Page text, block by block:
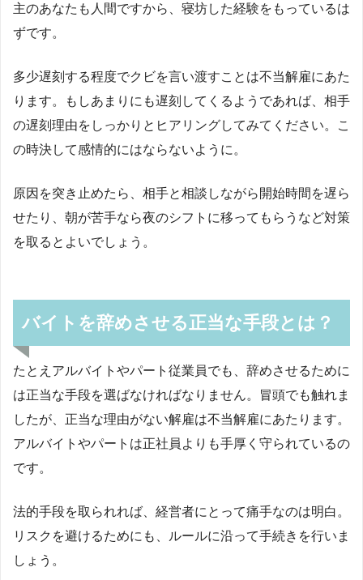
主のあなたも人間ですから、寝坊した経験をもっているは
ずです。
多少遅刻する程度でクビを言い渡すことは不当解雇にあた
ります。もしあまりにも遅刻してくるようであれば、相手
の遅刻理由をしっかりとヒアリングしてみてください。こ
の時決して感情的にはならないように。
原因を突き止めたら、相手と相談しながら開始時間を遅ら
せたり、朝が苦手なら夜のシフトに移ってもらうなど対策
を取るとよいでしょう。
バイトを辞めさせる正当な手段とは？
たとえアルバイトやパート従業員でも、辞めさせるために
は正当な手段を選ばなければなりません。冒頭でも触れま
したが、正当な理由がない解雇は不当解雇にあたります。
アルバイトやパートは正社員よりも手厚く守られているの
です。
法的手段を取られれば、経営者にとって痛手なのは明白。
リスクを避けるためにも、ルールに沿って手続きを行いま
しょう。